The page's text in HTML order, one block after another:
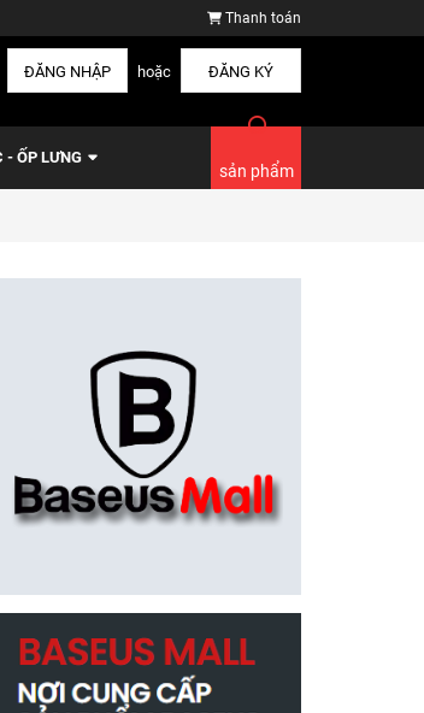
Thanh toán
ĐĂNG NHẬP hoặc ĐĂNG KÝ
- ỐP LƯNG
sản phẩm